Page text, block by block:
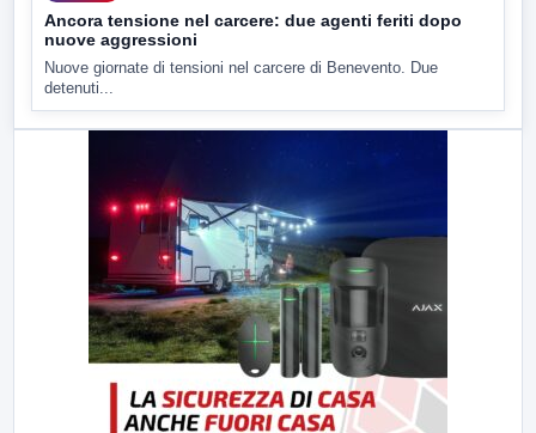
Ancora tensione nel carcere: due agenti feriti dopo
nuove aggressioni
Nuove giornate di tensioni nel carcere di Benevento. Due
detenuti...